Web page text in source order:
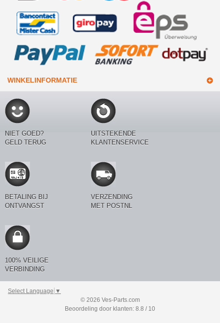
WINKELINFORMATIE
NIET GOED?
GELD TERUG
UITSTEKENDE
KLANTENSERVICE
BETALING BIJ
ONTVANGST
VERZENDING
MET POSTNL
100% VEILIGE
VERBINDING
Select Language ▼
© 2026 Ves-Parts.com
Beoordeling door klanten: 8.8 / 10